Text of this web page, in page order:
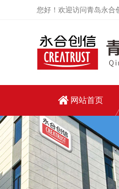
您好！欢迎访问青岛永合
网站首页